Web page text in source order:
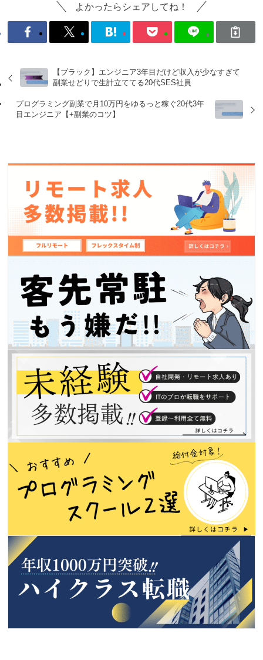
よかったらシェアしてね！
【ブラック】エンジニア3年目だけど収入が少なすぎて
副業せどりで生計立ててる20代SES社員
プログラミング副業で月10万円をゆるっと稼ぐ20代3年
目エンジニア【+副業のコツ】